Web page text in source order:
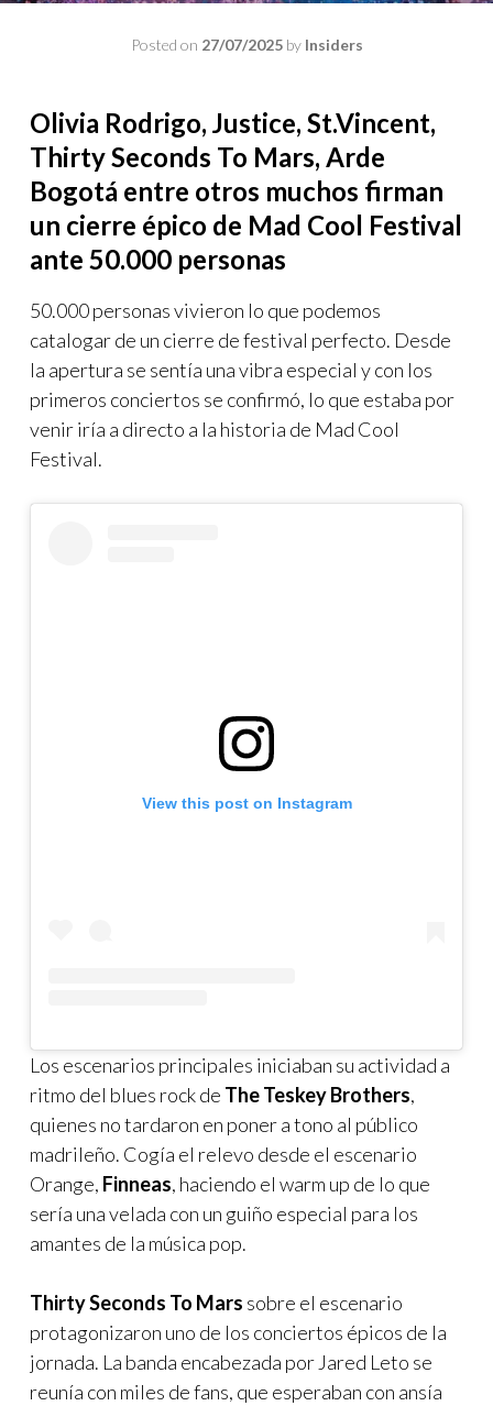
Posted on 27/07/2025by Insiders
Olivia Rodrigo, Justice, St.Vincent,
Thirty Seconds To Mars, Arde
Bogotá entre otros muchos firman
un cierre épico de Mad Cool Festival
ante 50.000 personas
50.000 personas vivieron lo que podemos
catalogar de un cierre de festival perfecto. Desde
la apertura se sentía una vibra especial y con los
primeros conciertos se confirmó, lo que estaba por
venir iría a directo a la historia de Mad Cool
Festival.
View this post on Instagram
Los escenarios principales iniciaban su actividad a
ritmo del blues rock de The Teskey Brothers,
quienes no tardaron en poner a tono al público
madrileño. Cogía el relevo desde el escenario
Orange, Finneas, haciendo el warm up de lo que
sería una velada con un guiño especial para los
amantes de la música pop.
Thirty Seconds To Mars sobre el escenario
protagonizaron uno de los conciertos épicos de la
jornada. La banda encabezada por Jared Leto se
reunía con miles de fans, que esperaban con ansía